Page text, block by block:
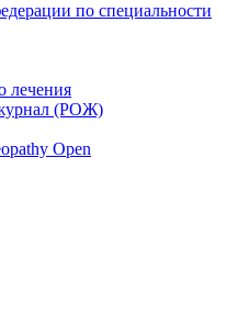
по специальности
лечения
(РОЖ)
Open